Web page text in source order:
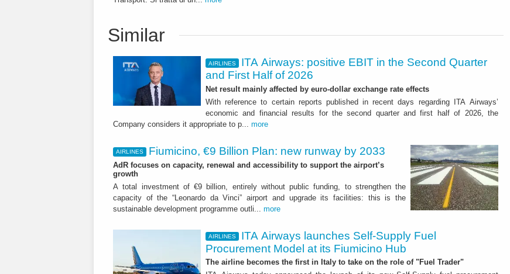
Similar
AIRLINES
ITA Airways: positive EBIT in the Second Quarter
and First Half of 2026
Net result mainly affected by euro-dollar exchange rate effects
With reference to certain reports published in recent days regarding ITA Airways’
economic and financial results for the second quarter and first half of 2026, the
Company considers it appropriate to p... more
AIRLINES Fiumicino, €9 Billion Plan: new runway by 2033
AdR focuses on capacity, renewal and accessibility to support the airport’s
growth
A total investment of €9 billion, entirely without public funding, to strengthen the
capacity of the “Leonardo da Vinci” airport and upgrade its facilities: this is the
sustainable development programme outli... more
AIRLINES
ITA Airways launches Self-Supply Fuel
Procurement Model at its Fiumicino Hub
The airline becomes the first in Italy to take on the role of "Fuel Trader"